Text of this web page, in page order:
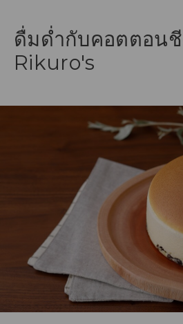
ดื่มด่ำกับคอตตอน
Rikuro's